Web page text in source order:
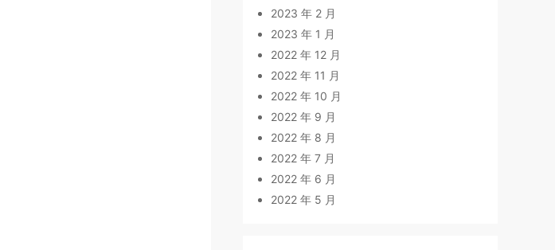
2023 年 2 月
2023 年 1 月
2022 年 12 月
2022 年 11 月
2022 年 10 月
2022 年 9 月
2022 年 8 月
2022 年 7 月
2022 年 6 月
2022 年 5 月